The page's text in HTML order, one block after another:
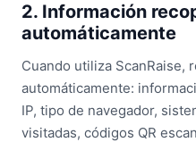
2. Información
automáticamente
Cuando utiliza ScanRaise,
automáticamente:
IP, tipo de navegador,
visitadas, códigos QR